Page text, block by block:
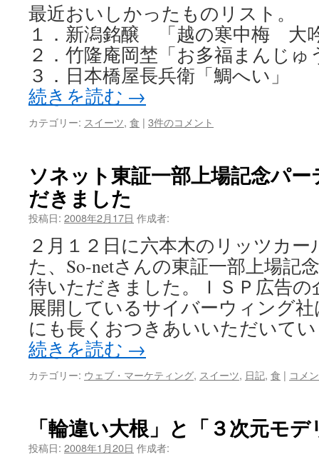
最近おいしかったものリスト。
１．新潟銘醸 「越の寒中梅 大
２．竹隆庵岡埜「お多福まんじゅ
３．日本橋屋長兵衛「鯛へい」
続きを読む →
カテゴリー: スイーツ, 食 | 3件のコメント
ソネット東証一部上場記念パ
だきました
投稿日: 2008年2月17日 作成者:
２月１２日に六本木のリッツカ
た、So-netさんの東証一部上場記
待いただきました。ＩＳＰ広告の
展開しているサイバーウィング
にも長くおつきあいいただいて
続きを読む →
カテゴリー: ウェブ・マーケティング, スイーツ, 日記, 食 | コメ
「輪違い大根」と「３次元モ
投稿日: 2008年1月20日 作成者: